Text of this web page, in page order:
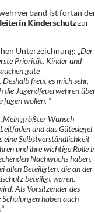
ist fortan
Kinderschutzzur
Unterzeichnung: „Der
Priorität. Kinder und
gute
freut es mich sehr,
die Jugendfeuerwehren über
wollen. “
Mein größter Wunsch
und das Gütesiegel
eine Selbstverständlichkeit
und ihre wichtige Rolle
Nachwuchs haben,
allen Beteiligten, die an der
beteiligt waren.
Als Vorsitzender des
haben auch
“